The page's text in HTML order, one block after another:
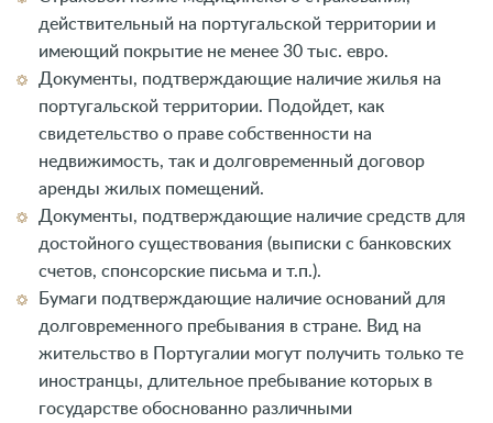
действительный на португальской территории и
имеющий покрытие не менее 30 тыс. евро.
Документы, подтверждающие наличие жилья на
португальской территории. Подойдет, как
свидетельство о праве собственности на
недвижимость, так и долговременный договор
аренды жилых помещений.
Документы, подтверждающие наличие средств для
достойного существования (выписки с банковских
счетов, спонсорские письма и т.п.).
Бумаги подтверждающие наличие оснований для
долговременного пребывания в стране. Вид на
жительство в Португалии могут получить только те
иностранцы, длительное пребывание которых в
государстве обоснованно различными